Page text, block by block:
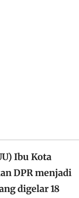
Ibu Kota
DPR menjadi
digelar 18